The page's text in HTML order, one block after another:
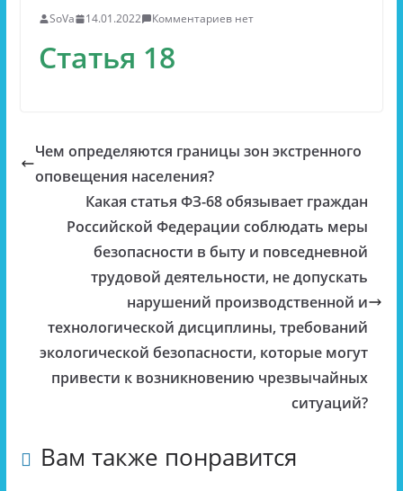
SoVa 14.01.2022 Комментариев нет
Статья 18
Чем определяются границы зон экстренного
оповещения населения?
Какая статья ФЗ-68 обязывает граждан
Российской Федерации соблюдать меры
безопасности в быту и повседневной
трудовой деятельности, не допускать
нарушений производственной и
технологической дисциплины, требований
экологической безопасности, которые могут
привести к возникновению чрезвычайных
ситуаций?
Вам также понравится